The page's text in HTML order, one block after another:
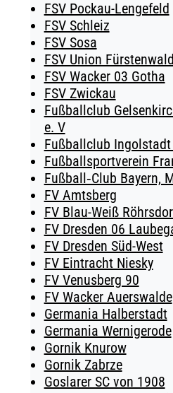
FSV Pockau-Lengefeld
FSV Schleiz
FSV Sosa
FSV Union
FSV Wacker 03 Gotha
FSV Zwickau
Fußballclub
e. V
Fußballclub Ingolstadt
Fußballsportverein
Fußball‑Club Bayern,
FV Amtsberg
FV Blau-Weiß
FV Dresden 06
FV Dresden Süd-West
FV Eintracht Niesky
FV Venusberg 90
FV Wacker Auerswalde
Germania Halberstadt
Germania Wernigerode
Gornik Knurow
Gornik Zabrze
Goslarer SC von 1908